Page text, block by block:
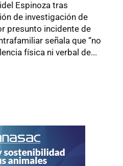
Espinoza tras
de investigación de
presunto incidente de
señala que “no
física ni verbal de...